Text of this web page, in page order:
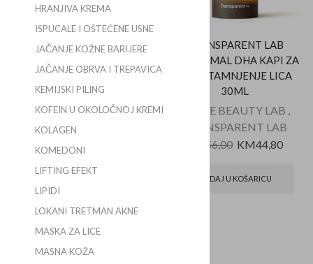
TOPICREM HYDRA+
SAMOTAMNJENJE LICA
40ML
TOPICREM
KM36,75
TRANSPARENT LAB
LIPOSOMAL DHA KAPI ZA
SAMOTAMNJENJE LICA
30ML
NICHE BEAUTY LAB ,
TRANSPARENT LAB
56,00 KM44,80
DODAJ U KOŠARICU
HRANJIVA KREMA
ISPUCALE I OŠTEĆENE USNE
JAČANJE KOŽNE BARIJERE
JAČANJE OBRVA I TREPAVICA
KEMIJSKI PILING
KOFEIN U OKOLOČNOJ KREMI
KOLAGEN
KOMEDONI
LIFTING EFEKT
LIPIDI
LOKANI TRETMAN AKNE
MASKA ZA LICE
MASNA KOŽA